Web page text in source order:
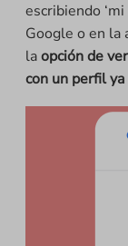
escribiendo
Google o en la
laopción de
con un perfil